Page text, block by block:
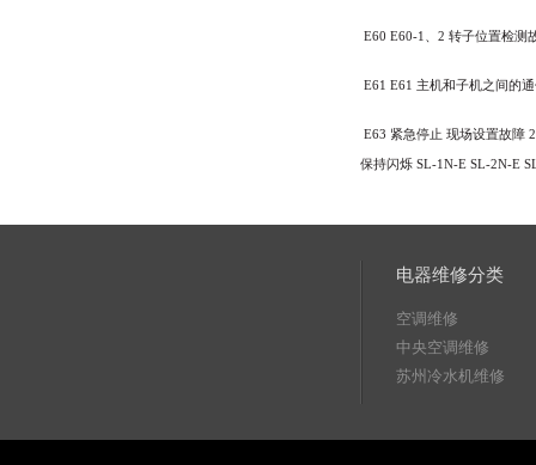
E60 E60-1 2 转子位置检测
E61 E61 主机和子机之间的
E63 紧急停止 现场设置故障
保持闪烁 SL-1N-E SL-2N-E
电器维修分类
空调维修
中央空调维修
苏州冷水机维修